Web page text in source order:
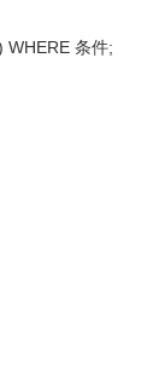
WHERE 条件;